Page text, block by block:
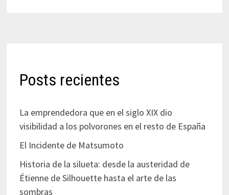
Posts recientes
La emprendedora que en el siglo XIX dio
visibilidad a los polvorones en el resto de España
El Incidente de Matsumoto
Historia de la silueta: desde la austeridad de
Étienne de Silhouette hasta el arte de las
sombras